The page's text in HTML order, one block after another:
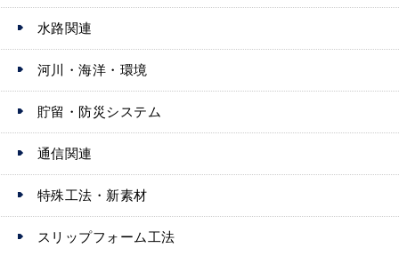
水路関連
河川・海洋・環境
貯留・防災システム
通信関連
特殊工法・新素材
スリップフォーム工法